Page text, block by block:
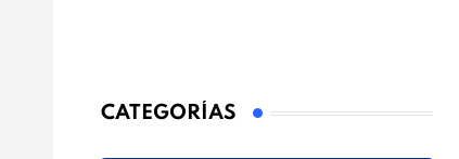
CATEGORÍAS